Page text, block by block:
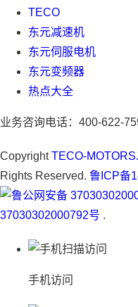
TECO
东元减速机
东元伺服电机
东元变频器
热点大全
业务咨询电话：400-622-
CopyrightTECO-
Rights Reserved. 鲁ICP备
37030302000792号 .
手机访问